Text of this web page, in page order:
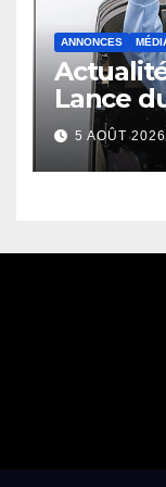
ANNONCES
Lance
5 AOÛT 2026